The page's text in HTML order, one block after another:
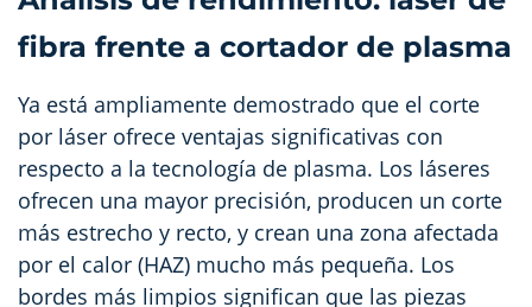
fibra frente a cortador de plasma
Ya está ampliamente demostrado que el corte
por láser ofrece ventajas significativas con
respecto a la tecnología de plasma. Los láseres
ofrecen una mayor precisión, producen un corte
más estrecho y recto, y crean una zona afectada
por el calor (HAZ) mucho más pequeña. Los
bordes más limpios significan que las piezas